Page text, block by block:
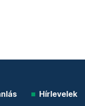
Hírlevelek